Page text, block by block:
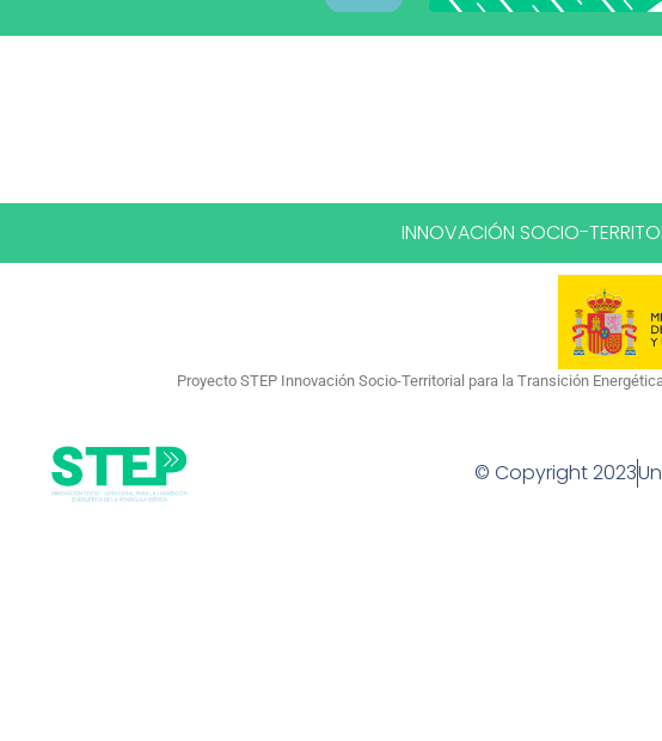
INNOVACIÓN SOCIO-
Proyecto STEP Innovación Socio-Territorial para la Transición
© Copyright 2023